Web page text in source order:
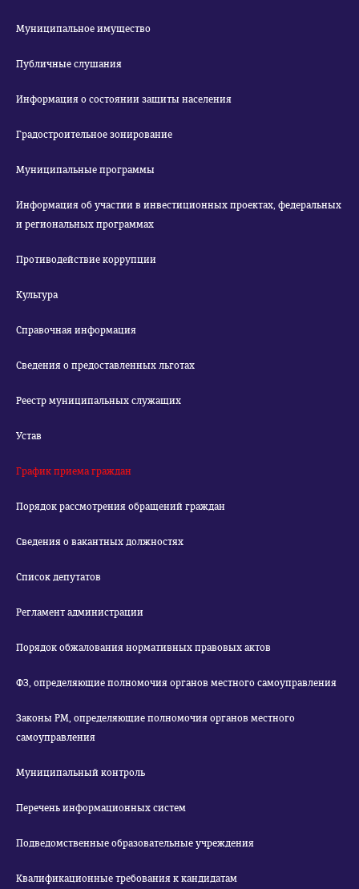
Муниципальное имущество
Публичные слушания
Информация о состоянии защиты населения
Градостроительное зонирование
Муниципальные программы
Информация об участии в инвестиционных проектах, федеральных
и региональных программах
Противодействие коррупции
Культура
Справочная информация
Сведения о предоставленных льготах
Реестр муниципальных служащих
Устав
График приема граждан
Порядок рассмотрения обращений граждан
Сведения о вакантных должностях
Список депутатов
Регламент администрации
Порядок обжалования нормативных правовых актов
ФЗ, определяющие полномочия органов местного самоуправления
Законы РМ, определяющие полномочия органов местного
самоуправления
Муниципальный контроль
Перечень информационных систем
Подведомственные образовательные учреждения
Квалификационные требования к кандидатам